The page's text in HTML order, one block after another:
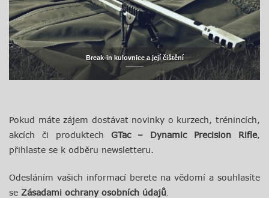
Break-in kulovnice a její čištění
Pokud máte zájem dostávat novinky o kurzech, trénincích,
akcích či produktech GTac – Dynamic Precision Rifle,
přihlaste se k odběru newsletteru.
Odesláním vašich informací berete na vědomí a souhlasíte
se Zásadami ochrany osobních údajů